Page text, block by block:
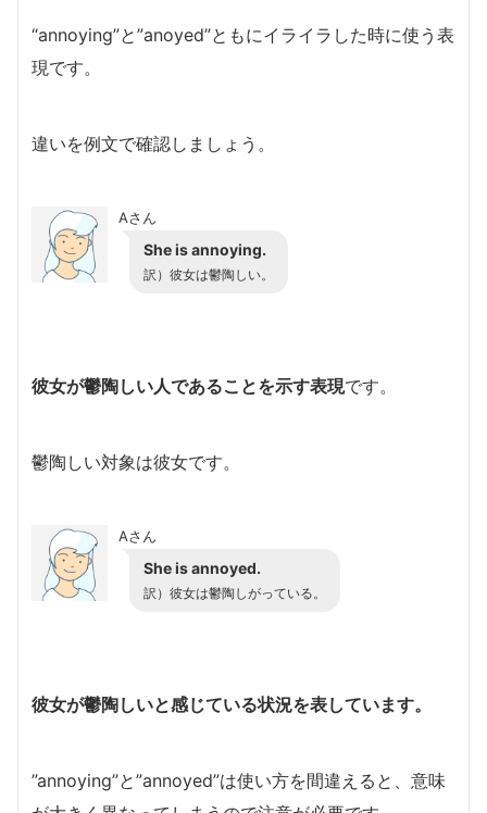
“annoying”と”anoyed”ともにイライラした時に使う表
現です。
違いを例文で確認しましょう。
Aさん
She is annoying.
訳） 彼女は鬱陶しい。
彼女が鬱陶しい人であることを示す表現です。
鬱陶しい対象は彼女です。
Aさん
She is annoyed.
訳） 彼女は鬱陶しがっている。
彼女が鬱陶しいと感じている状況を表しています。
”annoying”と”annoyed”は使い方を間違えると、意味